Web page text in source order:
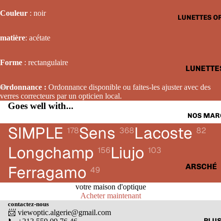
LUNETTES
HOMME
FEMME
NOS
ARSCHÉ
CARTIER
Couleur : noir
matière: acétate
Forme : rectangulaire
Ordonnance : Ordonnance disponible ou faites-les ajuster avec des
verres correcteurs par un opticien local.
Goes well with...
SIMPLE 178Sens 368Lacoste 82
Longchamp 156Liujo 103
Ferragamo 49
votre maison d'optique
Acheter maintenant
contactez-nous
📨 viewoptic.algerie@gmail.com